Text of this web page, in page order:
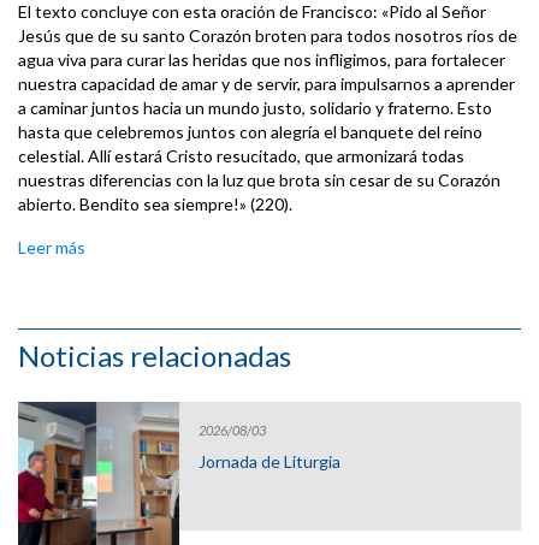
El texto concluye con esta oración de Francisco: «Pido al Señor
Jesús que de su santo Corazón broten para todos nosotros ríos de
agua viva para curar las heridas que nos infligimos, para fortalecer
nuestra capacidad de amar y de servir, para impulsarnos a aprender
a caminar juntos hacia un mundo justo, solidario y fraterno. Esto
hasta que celebremos juntos con alegría el banquete del reino
celestial. Allí estará Cristo resucitado, que armonizará todas
nuestras diferencias con la luz que brota sin cesar de su Corazón
abierto. Bendito sea siempre!» (220).
Leer más
Noticias relacionadas
2026/08/03
Jornada de Liturgia